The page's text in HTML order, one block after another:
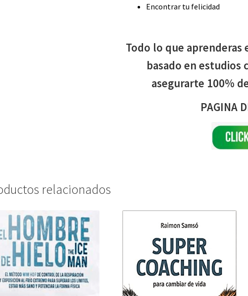
Encontrar tu felicidad
Todo lo que
basado en estudios
asegurarte 100%
PAGINA
relacionados